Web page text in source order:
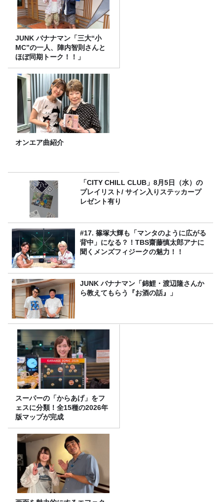
JUNK バナナマン「三大“小
MC”の一人、陣内智則さんと
ほぼ同期トーク！！」
オンエア曲紹介
「CITY CHILL CLUB」8月5日（水）の
プレイリスト/ サイン入りステッカープ
レゼント有り
#17. 篠塚大輝も「マンタのように広がる
背中」になる？！TBS齋藤慎太郎アナに
聞くメンズフィジークの魅力！！
JUNK バナナマン「錦鯉・渡辺隆さんか
ら教えてもらう『お酒の話』」
スーパーの「からあげ」をフ
ェスに分類！全15種の2026年
版マップが完成